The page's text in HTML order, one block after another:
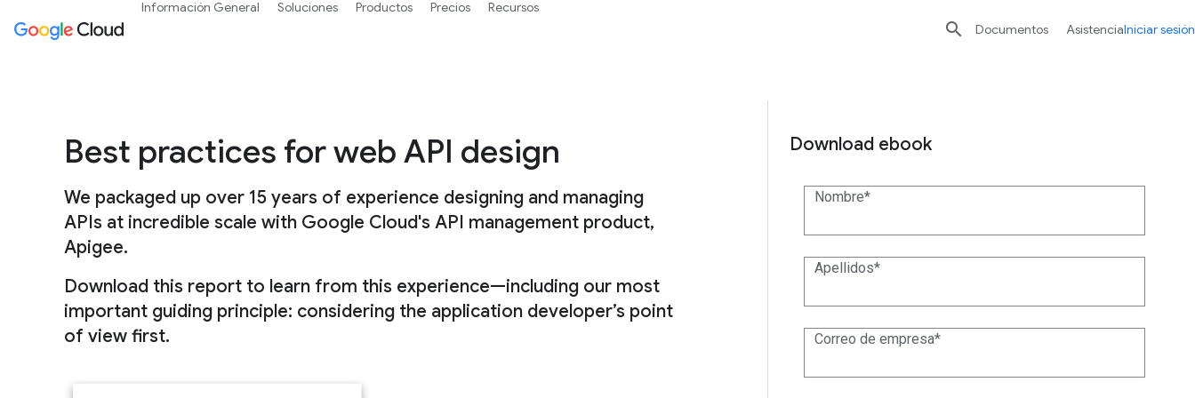
Best practices for web API design
We packaged up over 15 years of experience designing and managing
APIs at incredible scale with Google Cloud's API management product,
Apigee.
Download this report to learn from this experience—including our most
important guiding principle: considering the application developer’s point
of view first.
Download ebook
Nombre
Apellidos
Correo de empresa
Información General Soluciones Productos Precios Recursos
 Documentos AsistenciaIniciar sesión